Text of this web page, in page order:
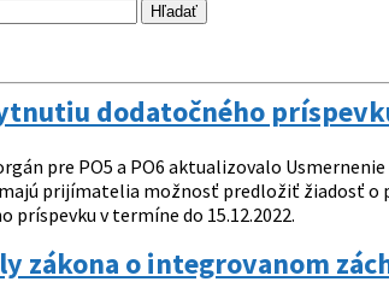
dodatočného
pre PO5 a PO6 aktualizovalo Usmernenie
prijímatelia možnosť predložiť žiadosť o
v termíne do 15.12.2022.
zákona o integrovanom